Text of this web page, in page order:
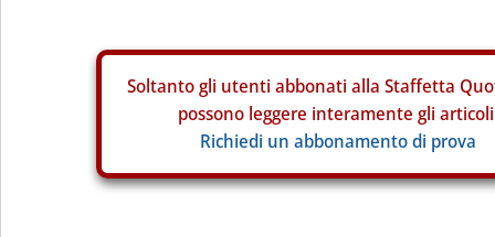
Soltanto gli utenti abbonati alla Staffetta
possono leggere interamente gli
Richiedi un abbonamento di prova